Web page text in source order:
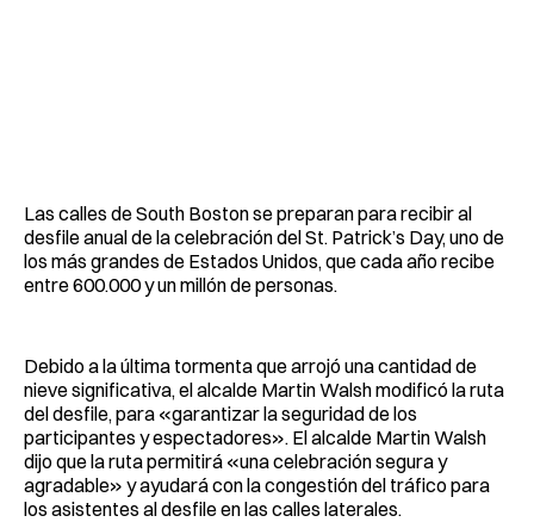
Las calles de South Boston se preparan para recibir al
desfile anual de la celebración del St. Patrick’s Day, uno de
los más grandes de Estados Unidos, que cada año recibe
entre 600.000 y un millón de personas.
Debido a la última tormenta que arrojó una cantidad de
nieve significativa, el alcalde Martin Walsh modificó la ruta
del desfile, para «garantizar la seguridad de los
participantes y espectadores». El alcalde Martin Walsh
dijo que la ruta permitirá «una celebración segura y
agradable» y ayudará con la congestión del tráfico para
los asistentes al desfile en las calles laterales.